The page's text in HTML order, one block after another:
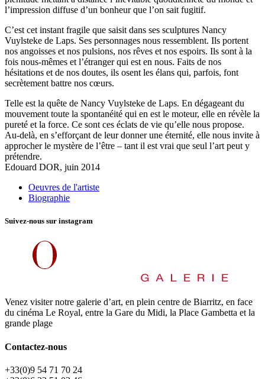
l’impression diffuse d’un bonheur que l’on sait fugitif.
C’est cet instant fragile que saisit dans ses sculptures Nancy
Vuylsteke de Laps. Ses personnages nous ressemblent. Ils portent
nos angoisses et nos pulsions, nos rêves et nos espoirs. Ils sont à la
fois nous-mêmes et l’étranger qui est en nous. Faits de nos
hésitations et de nos doutes, ils osent les élans qui, parfois, font
secrètement battre nos cœurs.
Telle est la quête de Nancy Vuylsteke de Laps. En dégageant du
mouvement toute la spontanéité qui en est le moteur, elle en révèle la
pureté et la force. Ce sont ces éclats de vie qu’elle nous propose.
Au-delà, en s’efforçant de leur donner une éternité, elle nous invite à
approcher le mystère de l’être – tant il est vrai que seul l’art peut y
prétendre.
Edouard DOR, juin 2014
Oeuvres de l'artiste
Biographie
Suivez-nous sur instagram
Venez visiter notre galerie d’art, en plein centre de Biarritz, en face
du cinéma Le Royal, entre la Gare du Midi, la Place Gambetta et la
grande plage
Contactez-nous
+33(0)9 54 71 70 24